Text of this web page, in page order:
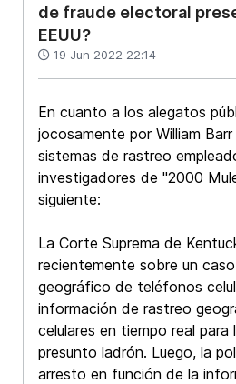
de fraude electoral
EEUU?
19 Jun 2022 22:14
En cuanto a los alegatos
jocosamente por William
sistemas de rastreo
investigadores de "2000
siguiente:
La Corte Suprema de
recientemente sobre un
geográfico de teléfonos
información de rastreo
celulares en tiempo real para
presunto ladrón. Luego, la
arresto en función de la